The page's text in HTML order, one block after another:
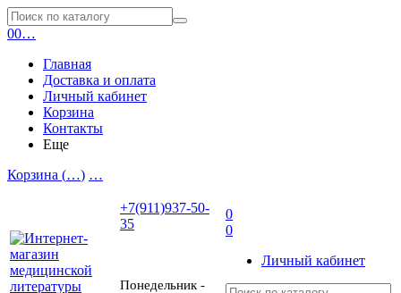
00…
Главная
Доставка и оплата
Личный кабинет
Корзина
Контакты
Еще
Корзина (…) …
+7(911)937-50-
35
Понедельник -
0
0
Личный кабинет